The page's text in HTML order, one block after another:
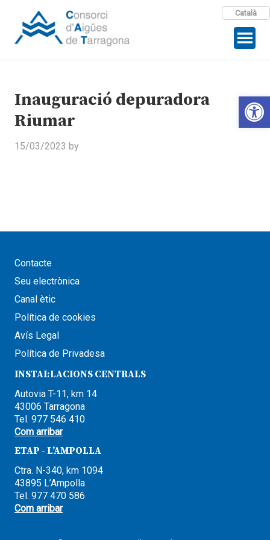
Català
Inauguració depuradora
Riumar
15/03/2023 by
Contacte
Seu electrònica
Canal ètic
Política de cookies
Avís Legal
Política de Privadesa
INSTAL·LACIONS CENTRALS
Autovia T-11, km 14
43006 Tarragona
Tel. 977 546 410
Com arribar
ETAP - L’AMPOLLA
Ctra. N-340, km 1094
43895 L’Ampolla
Tel. 977 470 586
Com arribar